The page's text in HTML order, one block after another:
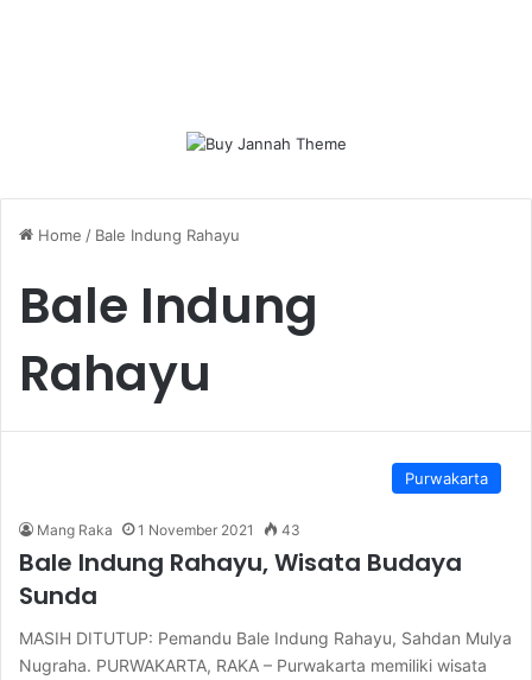
Home / Bale Indung Rahayu
Bale Indung
Rahayu
Purwakarta
Mang Raka 1 November 2021 43
Bale Indung Rahayu, Wisata Budaya
Sunda
MASIH DITUTUP: Pemandu Bale Indung Rahayu, Sahdan Mulya
Nugraha. PURWAKARTA, RAKA – Purwakarta memiliki wisata